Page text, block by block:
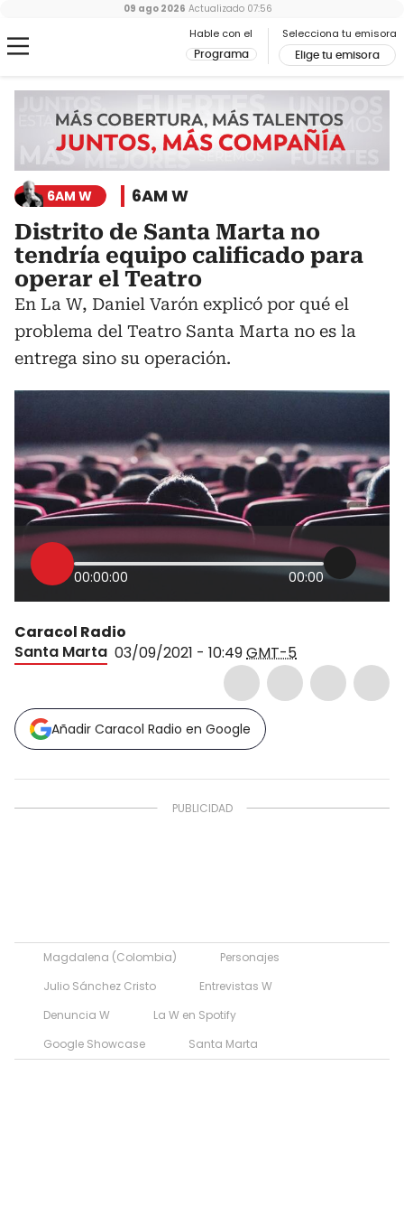
Hable con el
Programa
Selecciona tu emisora
Elige tu emisora
09 ago 2026 Actualizado 07:56
6AM W 6AM W
Distrito de Santa Marta no
tendría equipo calificado para
operar el Teatro
En La W, Daniel Varón explicó por qué el
problema del Teatro Santa Marta no es la
entrega sino su operación.
00:00:00 00:00
Caracol Radio
Santa Marta 03/09/2021 - 10:49GMT-5
Añadir Caracol Radio en Google
Magdalena (Colombia)
Personajes
Julio Sánchez Cristo
Entrevistas W
Denuncia W
La W en Spotify
Google Showcase
Santa Marta